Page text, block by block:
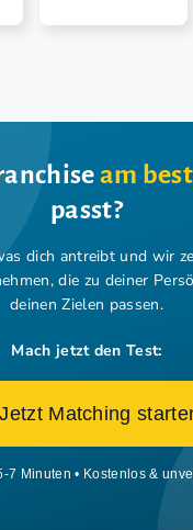
am
passt?
dich antreibt und wir
die zu deiner
deinen Zielen passen.
Mach jetzt den Test:
Matching
7 Minuten • Kostenlos &